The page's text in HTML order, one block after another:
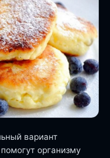
вариант
организму